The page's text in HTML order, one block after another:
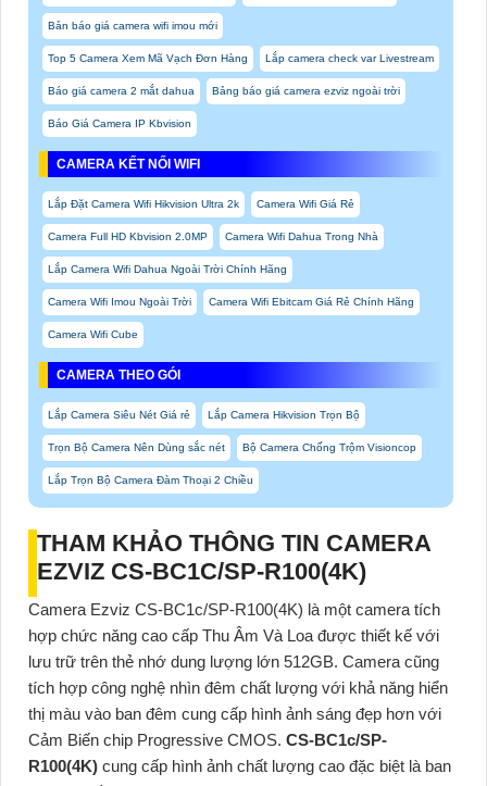
Bản báo giá camera wifi imou mới
Top 5 Camera Xem Mã Vạch Đơn Hàng Lắp camera check var Livestream
Báo giá camera 2 mắt dahua Bảng báo giá camera ezviz ngoài trời
Báo Giá Camera IP Kbvision
CAMERA KẾT NỐI WIFI
Lắp Đặt Camera Wifi Hikvision Ultra 2k Camera Wifi Giá Rẻ
Camera Full HD Kbvision 2.0MP Camera Wifi Dahua Trong Nhà
Lắp Camera Wifi Dahua Ngoài Trời Chính Hãng
Camera Wifi Imou Ngoài Trời Camera Wifi Ebitcam Giá Rẻ Chính Hãng
Camera Wifi Cube
CAMERA THEO GÓI
Lắp Camera Siêu Nét Giá rẻ Lắp Camera Hikvision Trọn Bộ
Trọn Bộ Camera Nên Dùng sắc nét Bộ Camera Chống Trộm Visioncop
Lắp Trọn Bộ Camera Đàm Thoại 2 Chiều
THAM KHẢO THÔNG TIN CAMERA
EZVIZ CS-BC1C/SP-R100(4K)
Camera Ezviz CS-BC1c/SP-R100(4K) là một camera tích
hợp chức năng cao cấp Thu Âm Và Loa được thiết kế với
lưu trữ trên thẻ nhớ dung lượng lớn 512GB. Camera cũng
tích hợp công nghệ nhìn đêm chất lượng với khả năng hiển
thị màu vào ban đêm cung cấp hình ảnh sáng đẹp hơn với
Cảm Biến chip Progressive CMOS. CS-BC1c/SP-
R100(4K) cung cấp hình ảnh chất lượng cao đặc biệt là ban